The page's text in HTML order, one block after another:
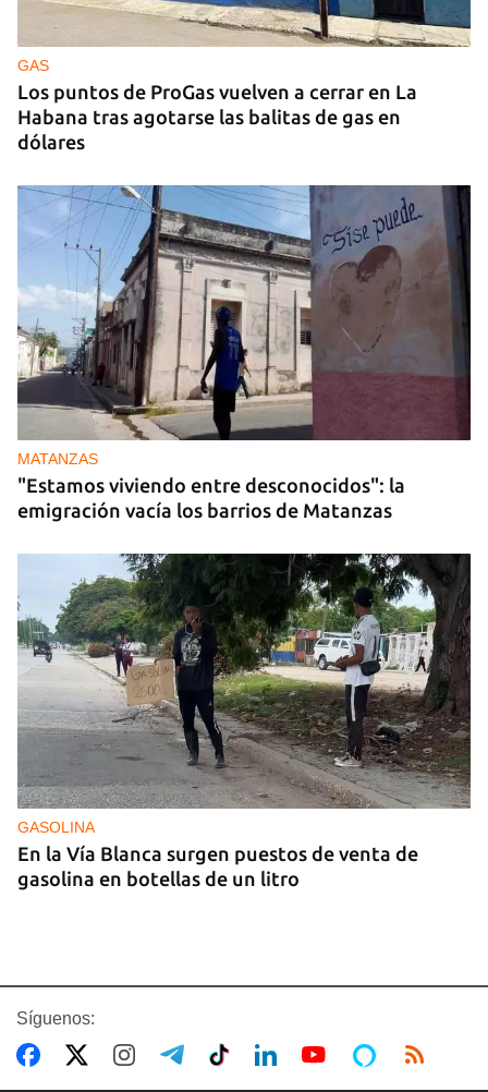
Ucrania ataca otro centro logístico del Amazon
ruso, esta vez en los Urales
GAS
Los puntos de ProGas vuelven a cerrar en La
Habana tras agotarse las balitas de gas en
dólares
MATANZAS
"Estamos viviendo entre desconocidos": la
emigración vacía los barrios de Matanzas
GASOLINA
En la Vía Blanca surgen puestos de venta de
gasolina en botellas de un litro
Síguenos: